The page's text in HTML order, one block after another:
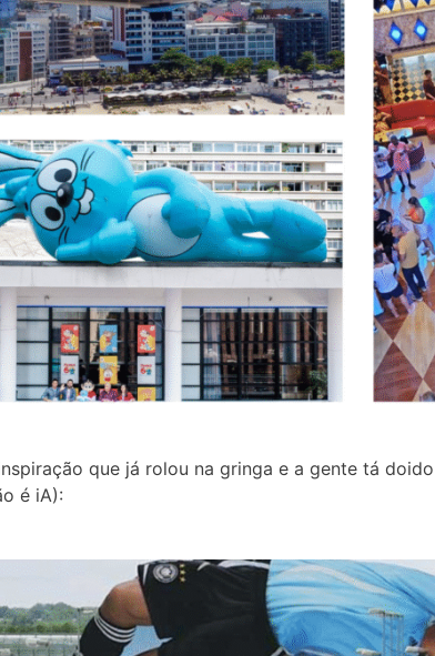
que já rolou na gringa e a gente tá
é iA):